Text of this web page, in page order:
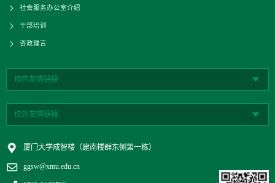
社会服务办公室介绍
干部培训
咨政建言
校内友情链接
校外友情链接
厦门大学成智楼（建南楼群东侧第一栋）
ggsw@xmu.edu.cn